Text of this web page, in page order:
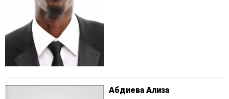
Абдиева Ализа